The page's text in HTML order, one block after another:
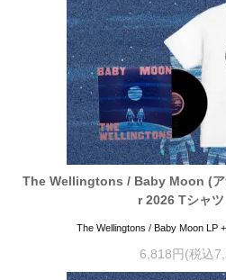
The Wellingtons / Baby Moon (
r 2026 Tシャツ
The Wellingtons / Baby Moon LP
6,818円(税込